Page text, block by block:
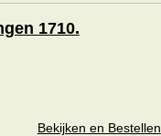
1710.
Bekijken en Bestellen